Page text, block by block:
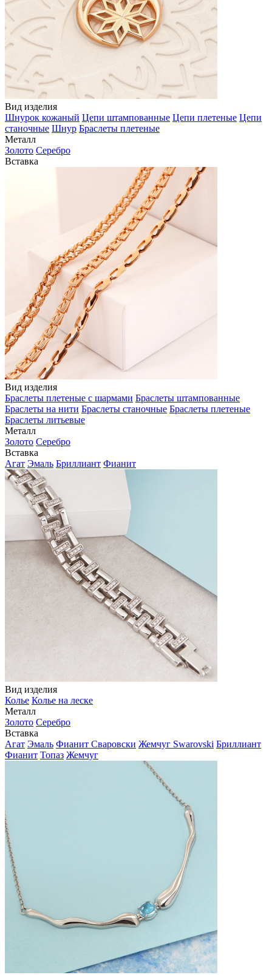
Вид изделия
Шнурок кожаный Цепи штампованные Цепи плетеные Цепи
станочные Шнур Браслеты плетеные
Металл
Золото Серебро
Вставка
Вид изделия
Браслеты плетеные с шармами Браслеты штампованные
Браслеты на нити Браслеты станочные Браслеты плетеные
Браслеты литьевые
Металл
Золото Серебро
Вставка
Агат Эмаль Бриллиант Фианит
Вид изделия
Колье Колье на леске
Металл
Золото Серебро
Вставка
Агат Эмаль Фианит Сваровски Жемчуг Swarovski Бриллиант
Фианит Топаз Жемчуг